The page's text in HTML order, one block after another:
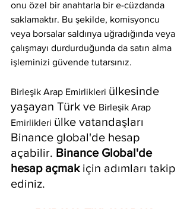
onu özel bir anahtarla bir e-cüzdanda
saklamaktır. Bu şekilde, komisyoncu
veya borsalar saldırıya uğradığında veya
çalışmayı durdurduğunda da satın alma
işleminizi güvende tutarsınız.
Birleşik Arap Emirlikleri ülkesinde
yaşayan Türk ve Birleşik Arap
Emirlikleri ülke vatandaşları
Binance global'de hesap
açabilir. Binance Global'de
hesap açmak için adımları takip
ediniz.